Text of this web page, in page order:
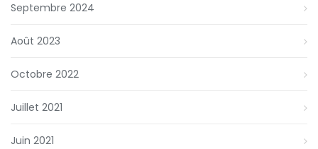
Septembre 2024
Août 2023
Octobre 2022
Juillet 2021
Juin 2021